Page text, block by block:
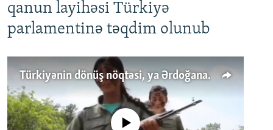
qanun layihəsi Türkiyə
parlamentinə təqdim olunub
Türkiyənin dönüş nöqtəsi, ya Ərdoğana üçüncü şans: PKK ilə qəfil barışıq nə deməkdir?
No media source currently available